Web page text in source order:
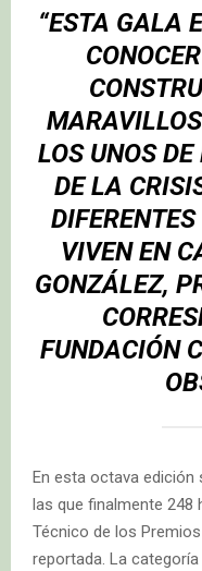
“ESTA GALA
LOS UNOS
DE LA
VIVEN EN
GONZÁLEZ,
FUNDACIÓN
En esta octava edición
las que finalmente 248
Técnico de los
reportada. La